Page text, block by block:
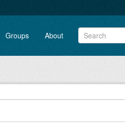
Groups About